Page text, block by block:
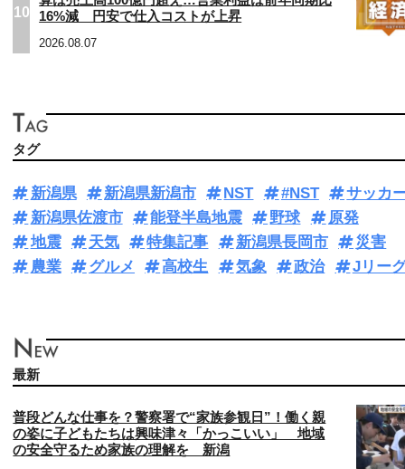
10
16%減 円安で仕入コストが上昇
2026.08.07
タグ
新潟県 新潟県新潟市 NST #NST
サッカ
新潟県佐渡市
能登半島地震 野球
原発
地震
天気 特集記事 新潟県長岡市
災害
農業
グルメ 高校生 気象 政治 Jリー
最新
普段どんな仕事を？警察署で“家族参観日”！働く親
の姿に子どもたちは興味津々「かっこいい」 地域
の安全守るため家族の理解を 新潟